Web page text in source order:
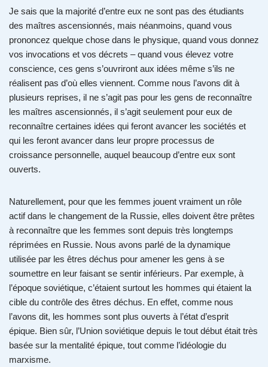
Je sais que la majorité d’entre eux ne sont pas des étudiants
des maîtres ascensionnés, mais néanmoins, quand vous
prononcez quelque chose dans le physique, quand vous donnez
vos invocations et vos décrets – quand vous élevez votre
conscience, ces gens s’ouvriront aux idées même s’ils ne
réalisent pas d’où elles viennent. Comme nous l’avons dit à
plusieurs reprises, il ne s’agit pas pour les gens de reconnaître
les maîtres ascensionnés, il s’agit seulement pour eux de
reconnaître certaines idées qui feront avancer les sociétés et
qui les feront avancer dans leur propre processus de
croissance personnelle, auquel beaucoup d’entre eux sont
ouverts.
Naturellement, pour que les femmes jouent vraiment un rôle
actif dans le changement de la Russie, elles doivent être prêtes
à reconnaître que les femmes sont depuis très longtemps
réprimées en Russie. Nous avons parlé de la dynamique
utilisée par les êtres déchus pour amener les gens à se
soumettre en leur faisant se sentir inférieurs. Par exemple, à
l’époque soviétique, c’étaient surtout les hommes qui étaient la
cible du contrôle des êtres déchus. En effet, comme nous
l’avons dit, les hommes sont plus ouverts à l’état d’esprit
épique. Bien sûr, l’Union soviétique depuis le tout début était très
basée sur la mentalité épique, tout comme l’idéologie du
marxisme.